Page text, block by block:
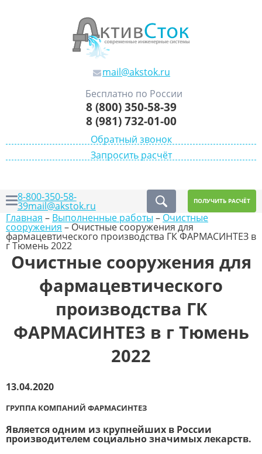
mail@akstok.ru
Бесплатно по России
8 (800) 350-58-39
8 (981) 732-01-00
Обратный звонок
Запросить расчёт
8-800-350-58-
39mail@akstok.ru ПОЛУЧИТЬ РАСЧЁТ
Главная – Выполненные работы – Очистные
сооружения – Очистные сооружения для
фармацевтического производства ГК ФАРМАСИНТЕЗ в
г Тюмень 2022
Очистные сооружения для
фармацевтического
производства ГК
ФАРМАСИНТЕЗ в г Тюмень
2022
13.04.2020
ГРУППА КОМПАНИЙ ФАРМАСИНТЕЗ
Является одним из крупнейших в России
производителем социально значимых лекарств.